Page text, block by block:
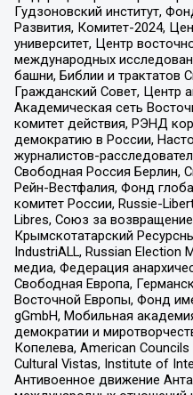
Гудзоновский институт,
Развития, Комитет-2024,
университет, Центр
международных
башни, Библии и трактатов
Гражданский Совет, Центр
Академическая сеть
комитет действия, РЭНД
демократию в России,
журналистов-
Свободная Россия Берлин,
Рейн-Вестфалия, Фонд
комитет России, Russie-
Libres, Союз за
Крымскотатарский
IndustriALL, Russian Election
медиа, Федерация
Свободная Европа,
Восточной Европы, Фонд
gGmbH, Мобильная
демократии и
Копелева, American
Cultural Vistas, Institute of
Антивоенное движение